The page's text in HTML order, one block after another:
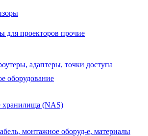
для проекторов прочие
адаптеры, точки доступа
оборудование
хранилища (NAS)
монтажное оборуд-е, материалы